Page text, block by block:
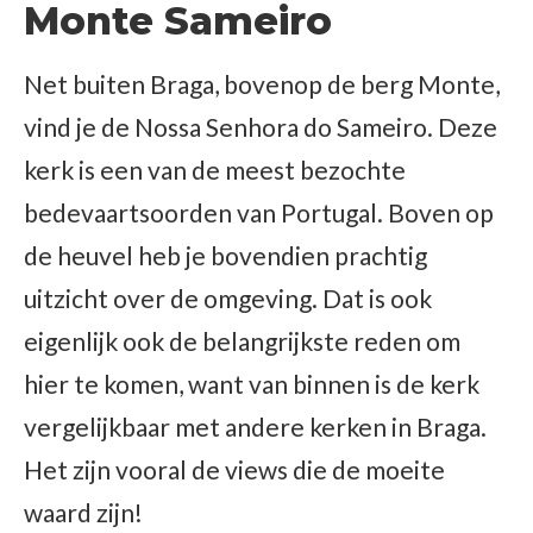
Monte Sameiro
Net buiten Braga, bovenop de berg Monte,
vind je de Nossa Senhora do Sameiro. Deze
kerk is een van de meest bezochte
bedevaartsoorden van Portugal. Boven op
de heuvel heb je bovendien prachtig
uitzicht over de omgeving. Dat is ook
eigenlijk ook de belangrijkste reden om
hier te komen, want van binnen is de kerk
vergelijkbaar met andere kerken in Braga.
Het zijn vooral de views die de moeite
waard zijn!